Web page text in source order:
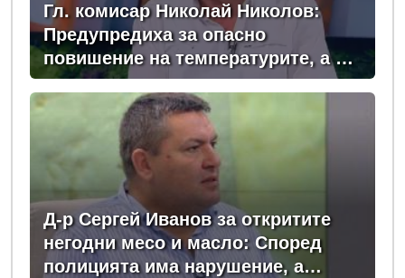
Гл. комисар Николай Николов:
Предупредиха за опасно
повишение на температурите, а в
момента сме в сърцевината на
най-опасното време
Д-р Сергей Иванов за откритите
негодни месо и масло: Според
полицията има нарушение, а